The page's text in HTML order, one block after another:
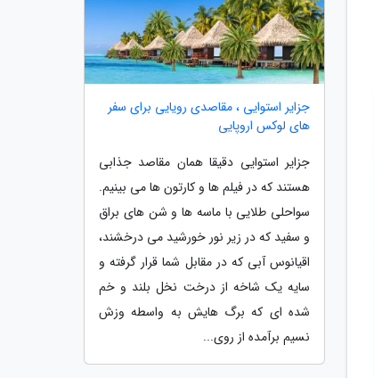
جزایر استوایی ، مقاصدی رویایی برای سفر
های لوکس اروپایی
جزایر استوایی دقیقا همان مقاصد جذابی
هستند که در فیلم ها و کارتون ها می بینیم.
سواحلی طلایی با ماسه ها و شن های براق
و سفید که در زیر نور خورشید می درخشند،
اقیانوس آبی که در مقابل شما قرار گرفته و
سایه یک شاخه از درخت نخل بلند و خم
شده ای که برگ هایش به واسطه وزش
نسیم برآمده از روی...